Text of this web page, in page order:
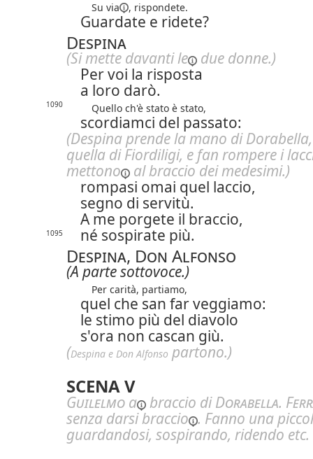
Su via
, rispondete.
Guardate e ridete?
Despina
(Si mette davanti le
due donne.)
Per voi la risposta
a loro darò.
1090 Quello ch'è stato è stato,
scordiamci del passato:
(Despina prende la mano di
quella di Fiordiligi, e fan rompere i
mettono
al braccio dei medesimi.)
rompasi omai quel laccio,
segno di servitù.
A me porgete il braccio,
1095 né sospirate più.
Despina, Don Alfonso
(A parte sottovoce.)
Per carità, partiamo,
quel che san far veggiamo:
le stimo più del diavolo
s'ora non cascan giù.
(Despina e Don Alfonso partono.)
SCENA V
Guilelmo a braccio diDorabella.
senza darsibraccio . Fanno una
guardandosi, sospirando, ridendo etc.